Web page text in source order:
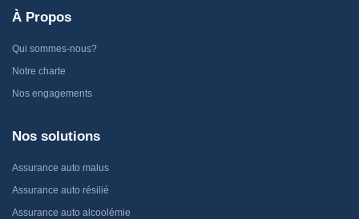
À Propos
Qui sommes-nous?
Notre charte
Nos engagements
Nos solutions
Assurance auto malus
Assurance auto résilié
Assurance auto alcoolémie